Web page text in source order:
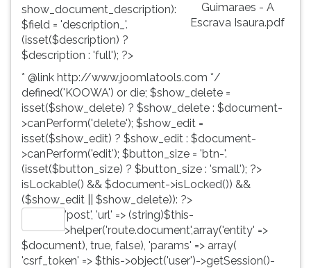
Guimaraes - A
Escrava Isaura.pdf
show_document_description):
$field = 'description_'.
(isset($description) ?
$description : 'full'); ?>
* @link http://www.joomlatools.com */
defined('KOOWA') or die; $show_delete =
isset($show_delete) ? $show_delete : $document-
>canPerform('delete'); $show_edit =
isset($show_edit) ? $show_edit : $document-
>canPerform('edit'); $button_size = 'btn-'.
(isset($button_size) ? $button_size : 'small'); ?>
isLockable() && $document->isLocked()) &&
($show_edit || $show_delete)): ?>
'post', 'url' => (string)$this-
>helper('route.document',array('entity' =>
$document), true, false), 'params' => array(
'csrf_token' => $this->object('user')->getSession()-